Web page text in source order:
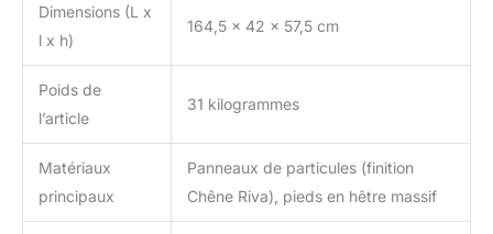
Dimensions (L x
l x h)
164,5 x 42 x 57,5 cm
Poids de
l’article
31 kilogrammes
Matériaux
principaux
Panneaux de particules (finition
Chêne Riva), pieds en hêtre massif